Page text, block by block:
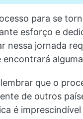
para se
esforço e
nessa jornada
encontrará
que o
de outros
é